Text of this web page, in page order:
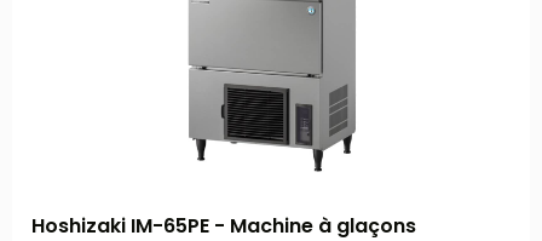
Hoshizaki IM-65PE - Machine à glaçons